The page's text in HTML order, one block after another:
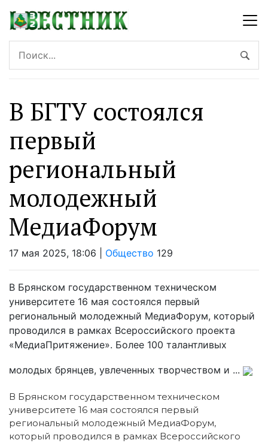
В БГТУ состоялся
первый
региональный
молодежный
МедиаФорум
17 мая 2025, 18:06 | Общество 129
В Брянском государственном техническом
университете 16 мая состоялся первый
региональный молодежный МедиаФорум, который
проводился в рамках Всероссийского проекта
«МедиаПритяжение». Более 100 талантливых
молодых брянцев, увлеченных творчеством и ...
В Брянском государственном техническом
университете 16 мая состоялся первый
региональный молодежный МедиаФорум,
который проводился в рамках Всероссийского